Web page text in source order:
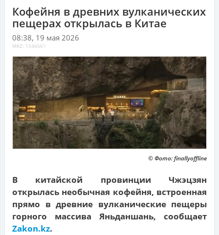
Кофейня в древних вулканических
пещерах открылась в Китае
08:38, 19 мая 2026
MKZ: 1546661
© Фото: finallyoffline
В китайской провинции Чжэцзян
открылась необычная кофейня, встроенная
прямо в древние вулканические пещеры
горного массива Яньданшань, сообщает
Zakon.kz.